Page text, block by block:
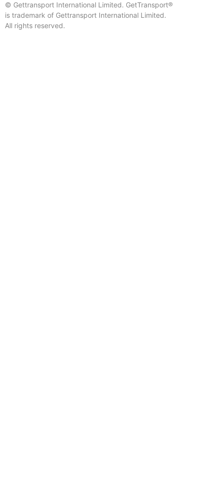
© Gettransport International Limited. GetTransport®
is trademark of Gettransport International Limited.
All rights reserved.